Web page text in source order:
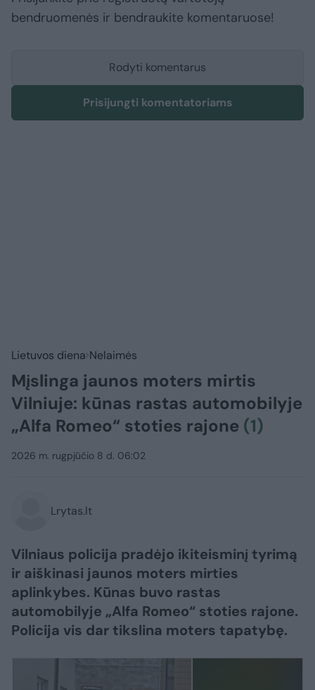
bendruomenės ir bendraukite komentaruose!
Rodyti komentarus
Prisijungti komentatoriams
Lietuvos diena Nelaimės
Mįslinga jaunos moters mirtis
Vilniuje: kūnas rastas automobilyje
„Alfa Romeo“ stoties rajone (1)
2026 m. rugpjūčio 8 d. 06:02
Lrytas.lt
Vilniaus policija pradėjo ikiteisminį tyrimą
ir aiškinasi jaunos moters mirties
aplinkybes. Kūnas buvo rastas
automobilyje „Alfa Romeo“ stoties rajone.
Policija vis dar tikslina moters tapatybę.